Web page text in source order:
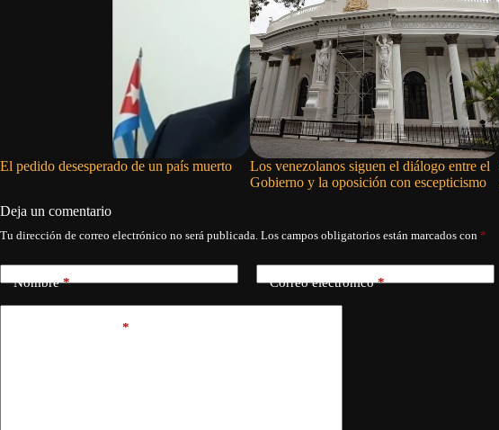
El pedido desesperado de un país muerto
Los venezolanos siguen el diálogo entre el
Gobierno y la oposición con escepticismo
Deja un comentario
Tu dirección de correo electrónico no será publicada. Los campos obligatorios están marcados con *
Nombre* Correo electrónico*
*